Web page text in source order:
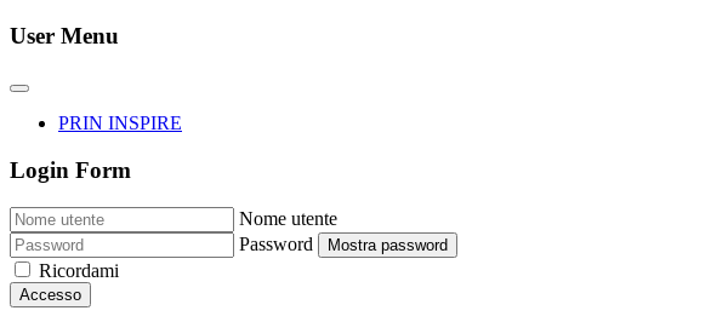
User Menu
PRIN INSPIRE
Login Form
Nome utente
Password
Mostra password
Ricordami
Accesso